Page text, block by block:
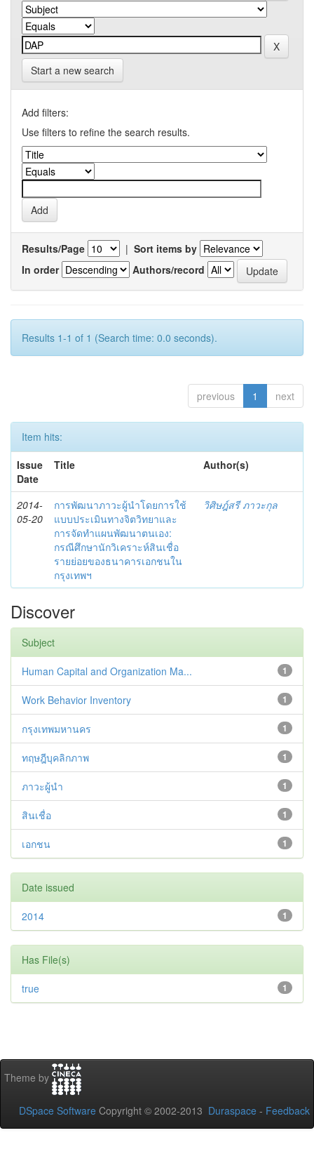
Start a new search
Add filters:
Use filters to refine the search results.
Results/Page | Sort items by
In order
Authors/record
Results 1-1 of 1 (Search time: 0.0 seconds).
previous 1 next
Item hits:
Issue
Date
Title Author(s)
2014-
05-20
การพัฒนาภาวะผู้นำโดยการใช้
แบบประเมินทางจิตวิทยาและ
การจัดทำแผนพัฒนาตนเอง:
กรณีศึกษานักวิเคราะห์สินเชื่อ
รายย่อยของธนาคารเอกชนใน
กรุงเทพฯ
วิศิษฎ์สรี ภาวะกุล
Discover
Subject
1
Human Capital and Organization Ma...
1
Work Behavior Inventory
1
กรุงเทพมหานคร
1
ทฤษฎีบุคลิกภาพ
1
ภาวะผู้นำ
1
สินเชื่อ
1
เอกชน
Date issued
1
2014
Has File(s)
1
true
Theme by
DSpace Software Copyright © 2002-2013 Duraspace - Feedback